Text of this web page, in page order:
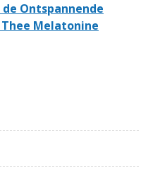
Ontspannende
Melatonine